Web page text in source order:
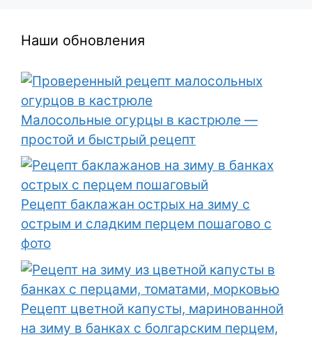
Наши обновления
Малосольные огурцы в кастрюле —
простой и быстрый рецепт
Рецепт баклажан острых на зиму с
острым и сладким перцем пошагово с
фото
Рецепт цветной капусты, маринованной
на зиму в банках с болгарским перцем,